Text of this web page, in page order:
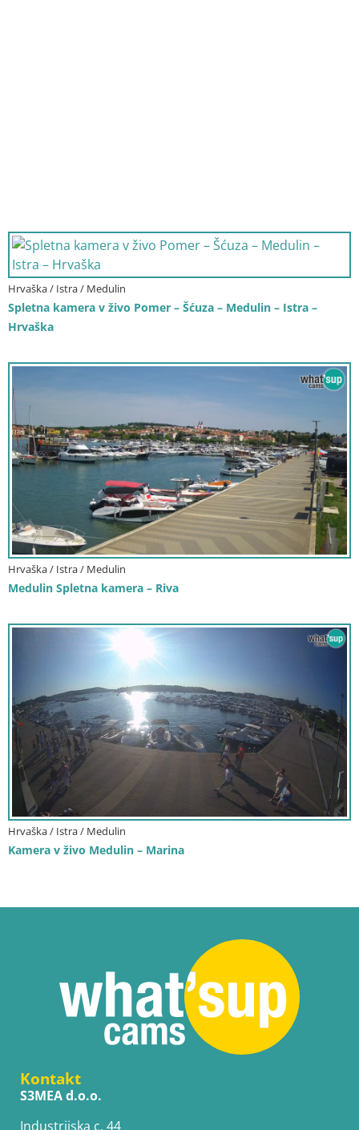
Hrvaška / Istra / Medulin
Spletna kamera v živo Pomer – Šćuza – Medulin – Istra –
Hrvaška
Hrvaška / Istra / Medulin
Medulin Spletna kamera – Riva
Hrvaška / Istra / Medulin
Kamera v živo Medulin – Marina
Kontakt
S3MEA d.o.o.
Industrijska c. 44